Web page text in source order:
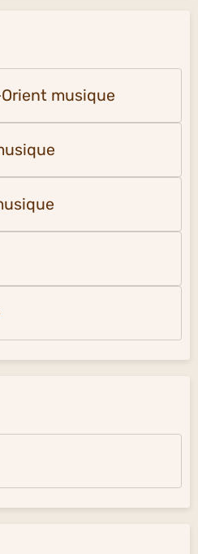
musique